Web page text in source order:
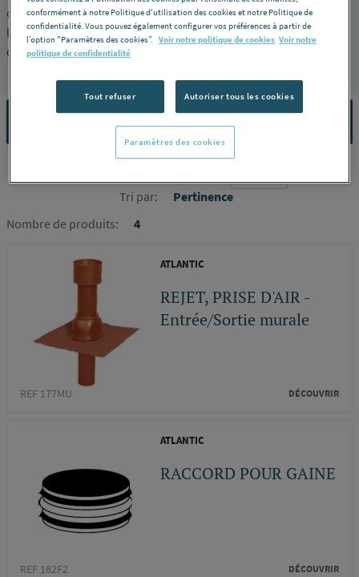
coude, manchon, traversée de mur... En partenariat avec les
leaders du marché duchauffage, RICHARDSON vous garantit
des produits de qualité.
FILTRER PAR
Nombre de produits: 4
Tri par:
Pertinence
ATLANTIC
REJET, PRISE D'AIR -
Entrée/Sortie murale
REF 177MU DÉCOUVRIR
ATLANTIC
RACCORD POUR GAINE
REF 182F2 DÉCOUVRIR
conformément à notre Politique d'utilisation des cookies et notre Politique de
confidentialité. Vous pouvez également configurer vos préférences à partir de
l’option "Paramètres des cookies”. Voir notre politique de cookies Voir notre
politique de confidentialité
Tout refuser Autoriser tous les cookies
Paramètres des cookies